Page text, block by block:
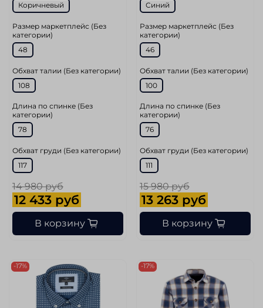
Коричневый
Размер маркетплейс (Без
категории)
48
Обхват талии (Без категории)
108
Длина по спинке (Без
категории)
78
Обхват груди (Без категории)
117
14 980 руб
12 433 руб
В корзину
Синий
Размер маркетплейс (Без
категории)
46
Обхват талии (Без категории)
100
Длина по спинке (Без
категории)
76
Обхват груди (Без категории)
111
15 980 руб
13 263 руб
В корзину
-17% -17%